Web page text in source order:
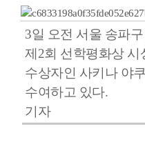
3일 오전 서울 송파
제2회 선학평화상
수상자인 사키나 야
수여하고
기자